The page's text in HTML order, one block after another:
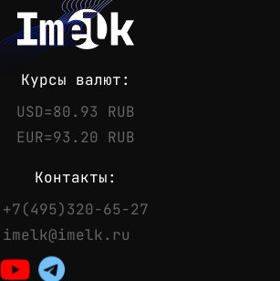
Контакты
+7(495)320-65-27
Курсы валют:
USD=80.93 RUB
EUR=93.20 RUB
Контакты:
+7(495)320-65-27
imelk@imelk.ru